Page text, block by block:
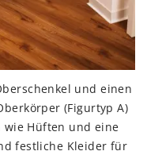
und einen
(Figurtyp A)
Hüften und eine
festliche Kleider für